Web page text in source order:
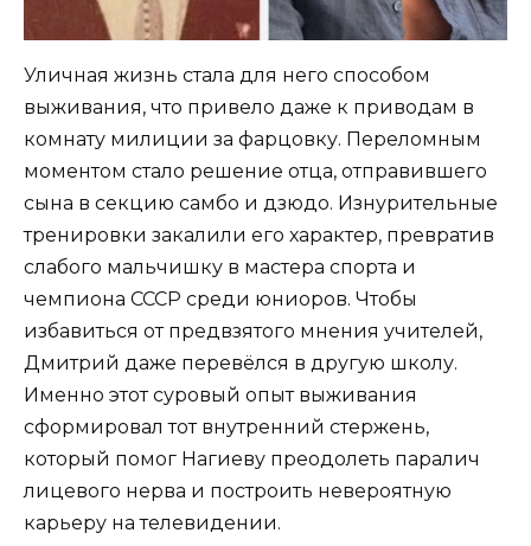
Уличная жизнь стала для него способом
выживания, что привело даже к приводам в
комнату милиции за фарцовку. Переломным
моментом стало решение отца, отправившего
сына в секцию самбо и дзюдо. Изнурительные
тренировки закалили его характер, превратив
слабого мальчишку в мастера спорта и
чемпиона СССР среди юниоров. Чтобы
избавиться от предвзятого мнения учителей,
Дмитрий даже перевёлся в другую школу.
Именно этот суровый опыт выживания
сформировал тот внутренний стержень,
который помог Нагиеву преодолеть паралич
лицевого нерва и построить невероятную
карьеру на телевидении.